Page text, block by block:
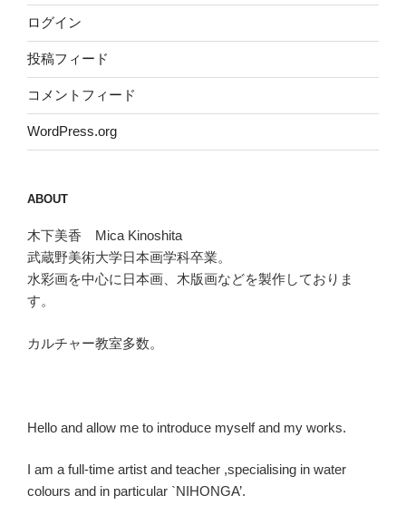
ログイン
投稿フィード
コメントフィード
WordPress.org
ABOUT
木下美香 Mica Kinoshita
武蔵野美術大学日本画学科卒業。
水彩画を中心に日本画、木版画などを製作しておりま
す。
カルチャー教室多数。
Hello and allow me to introduce myself and my works.
I am a full-time artist and teacher ,specialising in water
colours and in particular `NIHONGA’.